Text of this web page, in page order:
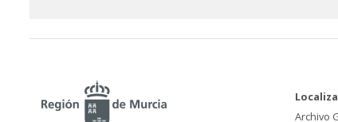
Archivo